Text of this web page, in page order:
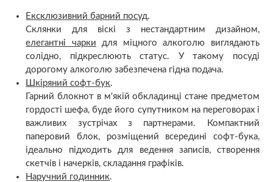
Ексклюзивний барний посуд.
Склянки для віскі з нестандартним дизайном,
елегантні чарки для міцного алкоголю виглядають
солідно, підкреслюють статус. У такому посуді
дорогому алкоголю забезпечена гідна подача.
Шкіряний софт-бук.
Гарний блокнот в м'якій обкладинці стане предметом
гордості шефа, буде його супутником на переговорах і
важливих зустрічах з партнерами. Компактний
паперовий блок, розміщений всередині софт-бука,
ідеально підходить для ведення записів, створення
скетчів і начерків, складання графіків.
Наручний годинник.